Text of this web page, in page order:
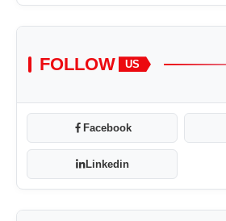
FOLLOW US
Facebook
Linkedin